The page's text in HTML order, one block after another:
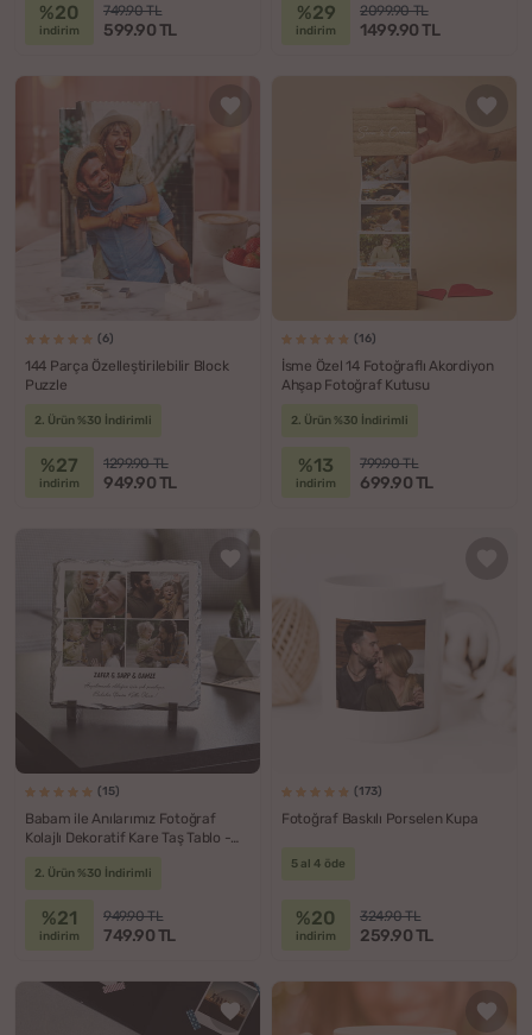
%20
indirim
749.90 TL
599.90 TL
%29
indirim
2099.90 TL
1499.90 TL
(6)
144 Parça Özelleştirilebilir Block
Puzzle
2. Ürün %30 İndirimli
%27
indirim
1299.90 TL
949.90 TL
(16)
İsme Özel 14 Fotoğraflı Akordiyon
Ahşap Fotoğraf Kutusu
2. Ürün %30 İndirimli
%13
indirim
799.90 TL
699.90 TL
(15)
Babam ile Anılarımız Fotoğraf
Kolajlı Dekoratif Kare Taş Tablo -
2. Ürün %30 İndirimli
%21
indirim
949.90 TL
749.90 TL
(173)
Fotoğraf Baskılı Porselen Kupa
5 al 4 öde
%20
indirim
324.90 TL
259.90 TL